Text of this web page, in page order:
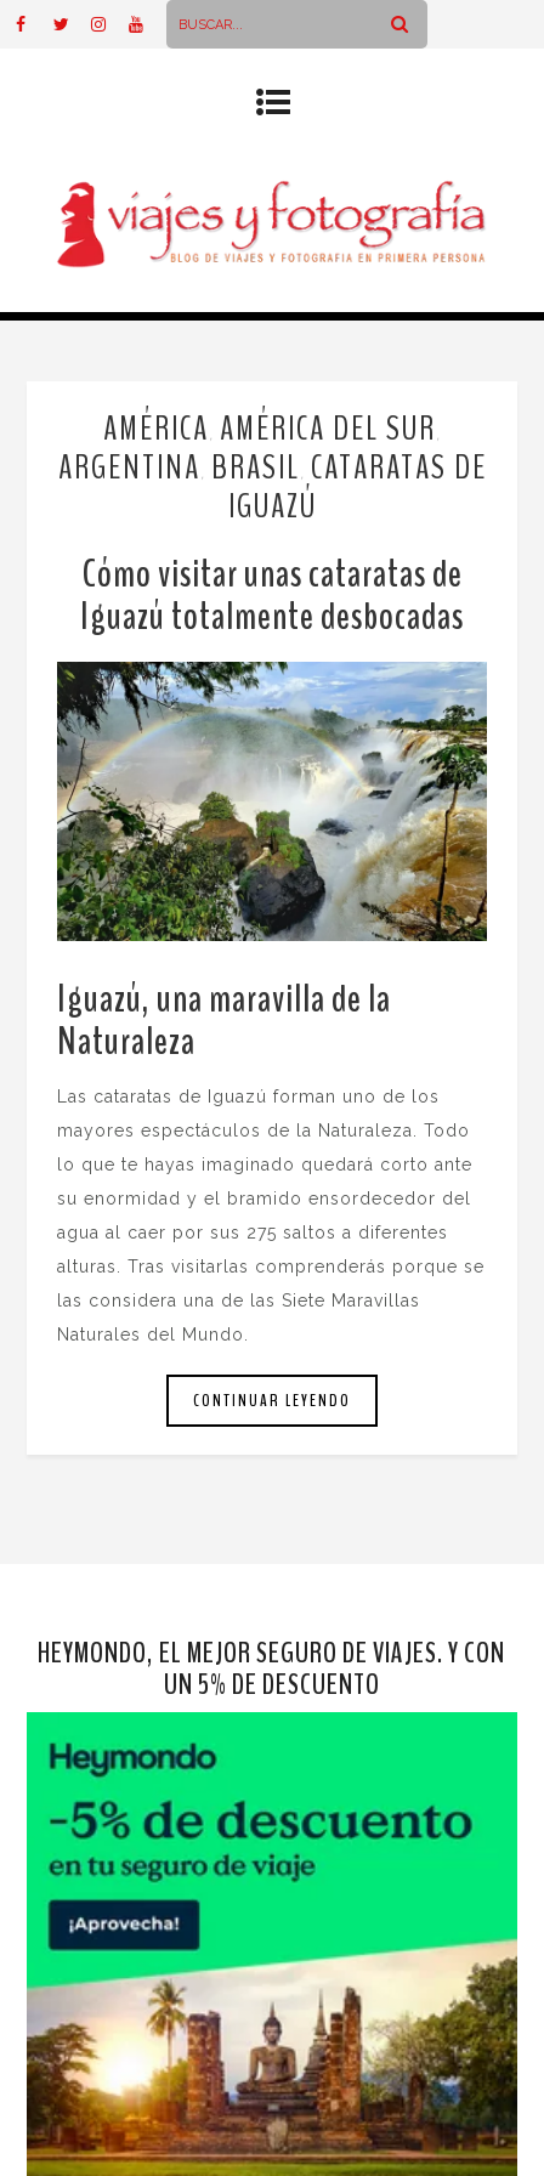
AMÉRICA AMÉRICA DEL SUR
ARGENTINA BRASIL CATARATAS DE
IGUAZÚ
Cómo visitar unas cataratas de
Iguazú totalmente desbocadas
Iguazú, una maravilla de la
Naturaleza
Las cataratas de Iguazú forman uno de los
mayores espectáculos de la Naturaleza. Todo
lo que te hayas imaginado quedará corto ante
su enormidad y el bramido ensordecedor del
agua al caer por sus 275 saltos a diferentes
alturas. Tras visitarlas comprenderás porque se
las considera una de las Siete Maravillas
Naturales del Mundo.
CONTINUAR LEYENDO
HEYMONDO, EL MEJOR SEGURO DE VIAJES. Y CON
UN 5% DE DESCUENTO